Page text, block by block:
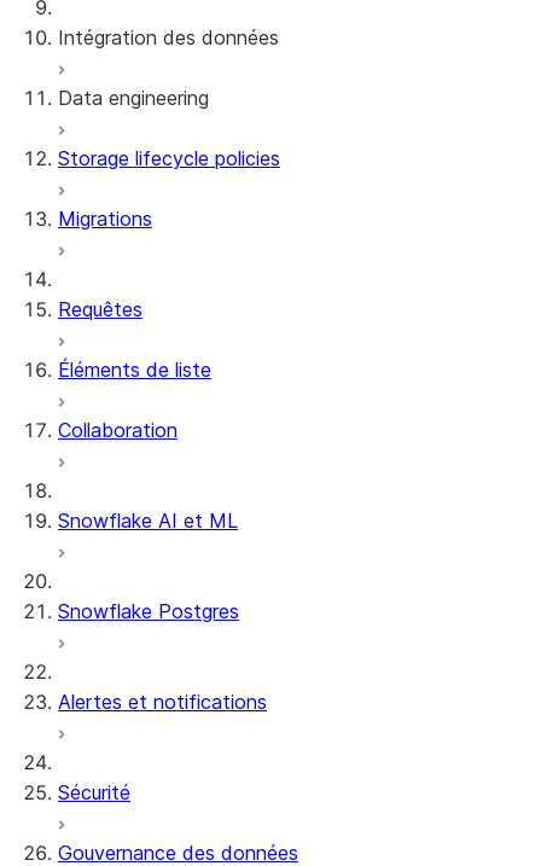
Intégration des données
Snowflake Openflow
Apache Iceberg™
Data engineering
Chargement des données
Tables dynamiques
DCM Projects
Projets dbt sur Snowflake
Storage lifecycle policies
Migrations
Requêtes
Éléments de liste
Collaboration
Snowflake AI et ML
Snowflake Postgres
Alertes et notifications
Sécurité
Gouvernance des données